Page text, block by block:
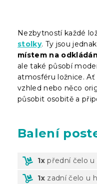
Nezbytností každé
stolky. Ty jsou jednak
místem na
ale také působí
atmosféru ložnice.
vzhled nebo něco
působit osobitě a
Balení
1x přední čelo u
1x zadní čelo u